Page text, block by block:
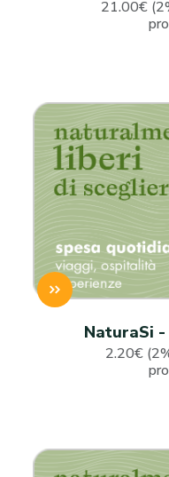
21.00€
NaturaSi
2.20€